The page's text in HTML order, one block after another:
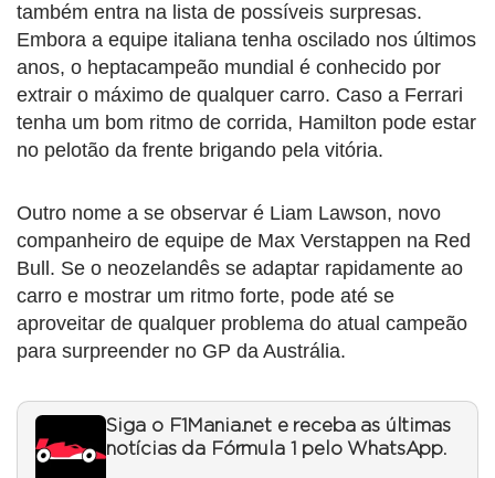
também entra na lista de possíveis surpresas.
Embora a equipe italiana tenha oscilado nos últimos
anos, o heptacampeão mundial é conhecido por
extrair o máximo de qualquer carro. Caso a Ferrari
tenha um bom ritmo de corrida, Hamilton pode estar
no pelotão da frente brigando pela vitória.
Outro nome a se observar é Liam Lawson, novo
companheiro de equipe de Max Verstappen na Red
Bull. Se o neozelandês se adaptar rapidamente ao
carro e mostrar um ritmo forte, pode até se
aproveitar de qualquer problema do atual campeão
para surpreender no GP da Austrália.
Siga o F1Mania.net e receba as últimas
notícias da Fórmula 1 pelo WhatsApp.